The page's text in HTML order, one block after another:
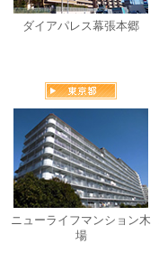
ダイアパレス幕張本郷
ニューライフマンション木
場